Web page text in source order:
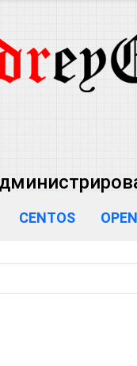
CENTOS